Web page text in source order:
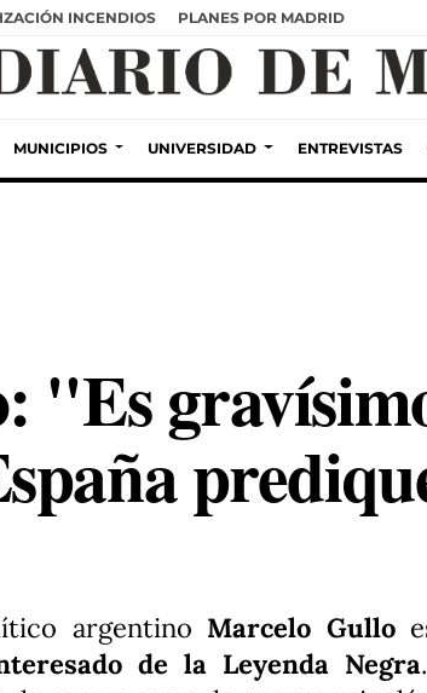
INCENDIOS PLANES POR MADRID
MUNICIPIOS UNIVERSIDAD ENTREVISTAS
"Es
argentino Marcelo Gullo
de la Leyenda Negra